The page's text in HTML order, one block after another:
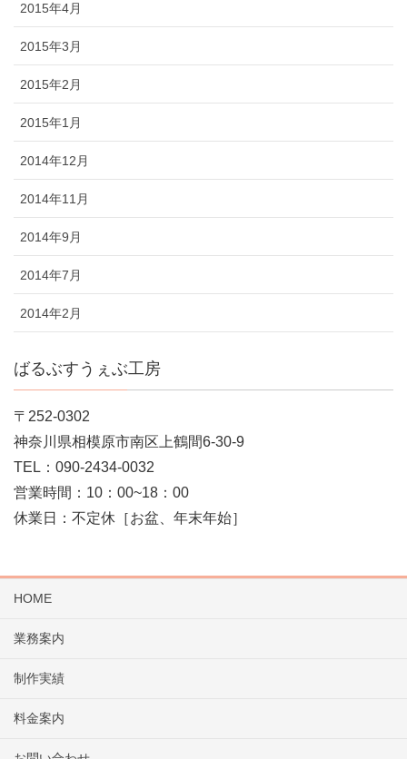
2015年4月
2015年3月
2015年2月
2015年1月
2014年12月
2014年11月
2014年9月
2014年7月
2014年2月
ばるぶすうぇぶ工房
〒252-0302
神奈川県相模原市南区上鶴間6-30-9
TEL：090-2434-0032
営業時間：10：00~18：00
休業日：不定休［お盆、年末年始］
HOME
業務案内
制作実績
料金案内